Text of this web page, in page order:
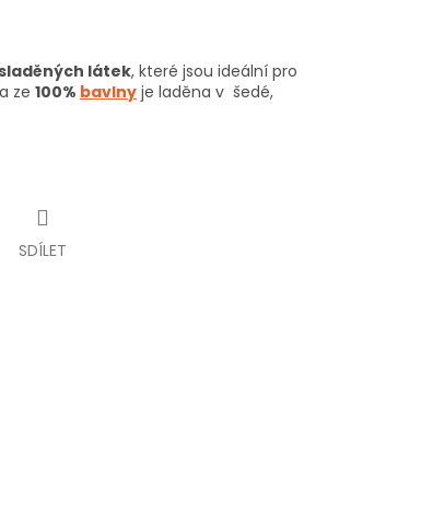
látek, které jsou ideální pro
ze 100% bavlny je laděna v šedé,
SDÍLET